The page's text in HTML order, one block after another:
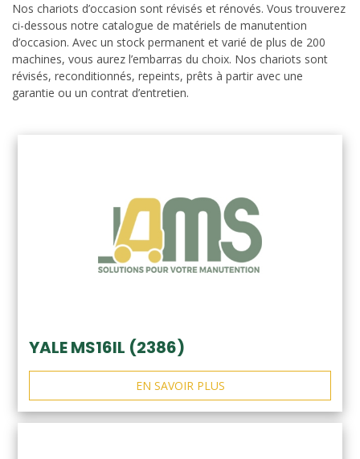
Nos chariots d’occasion sont révisés et rénovés. Vous trouverez
ci-dessous notre catalogue de matériels de manutention
d’occasion. Avec un stock permanent et varié de plus de 200
machines, vous aurez l’embarras du choix. Nos chariots sont
révisés, reconditionnés, repeints, prêts à partir avec une
garantie ou un contrat d’entretien.
YALE MS16IL (2386)
EN SAVOIR PLUS